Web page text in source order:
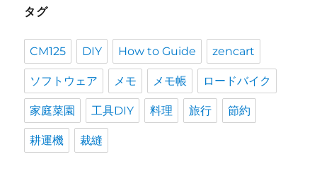
タグ
CM125 DIY How to Guide zencart
ソフトウェア メモ メモ帳 ロードバイク
家庭菜園 工具DIY 料理 旅行 節約
耕運機 裁縫